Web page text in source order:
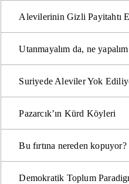
Alevilerinin Gizli Payitahtı
Utanmayalım da, ne
Suriyede Aleviler Yok
Pazarcık’ın Kürd Köyleri
Bu fırtına nereden
Demokratik Toplum